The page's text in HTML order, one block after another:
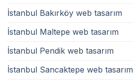
İstanbul Bakırköy web tasarım
İstanbul Maltepe web tasarım
İstanbul Pendik web tasarım
İstanbul Sancaktepe web tasarım